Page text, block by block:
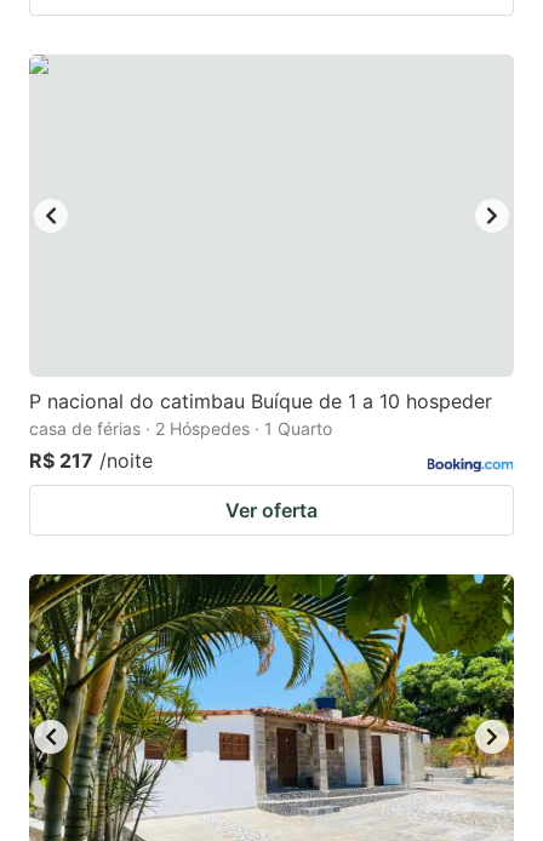
P nacional do catimbau Buíque de 1 a 10 hospeder
casa de férias · 2 Hóspedes · 1 Quarto
R$ 217 /noite
Ver oferta